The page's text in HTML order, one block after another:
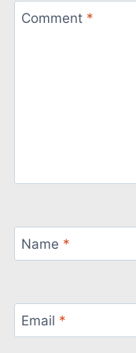
Comment *
Name *
Email *